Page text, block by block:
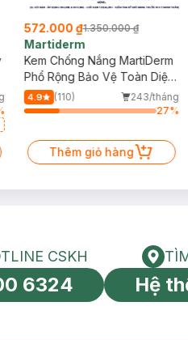
572.000 ₫1.350.000 ₫
Martiderm
Kem Chống Nắng MartiDerm
Phổ Rộng Bảo Vệ Toàn Diện
40ml
4.9 (110)
243/tháng
27%
Thêm giỏ hàng
toàn cầu
HOTLINE CSKH
CSKH
6324 Hệ